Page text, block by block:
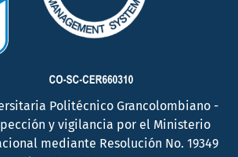
Politécnico Grancolombiano -
y vigilancia por el Ministerio
mediante Resolución No. 19349